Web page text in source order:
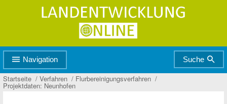
Hauptnavigation
Navigation Suche
Startseite Verfahren Flurbereinigungsverfahren
Projektdaten: Neunhofen